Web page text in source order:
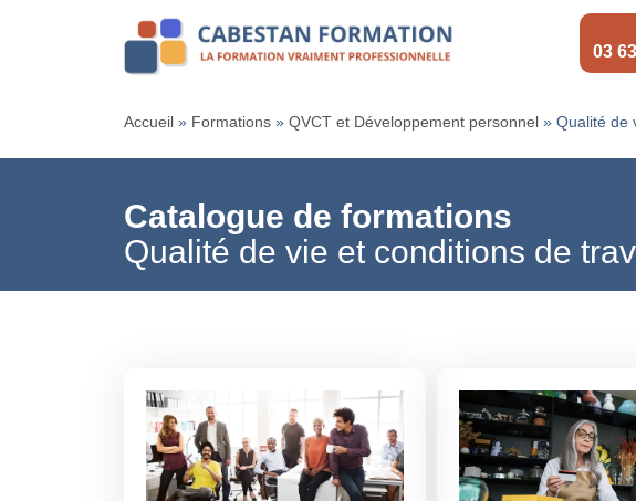
03
Accueil » Formations » QVCT et Développement personnel » Qualité de
Qualité de vie et conditions de
Catalogue de formations